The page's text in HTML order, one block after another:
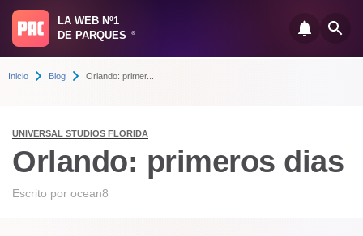
LA WEB Nº1
DE PARQUES
®
Inicio Blog Orlando: primer...
UNIVERSAL STUDIOS FLORIDA
Orlando: primeros dias
Escrito por ocean8